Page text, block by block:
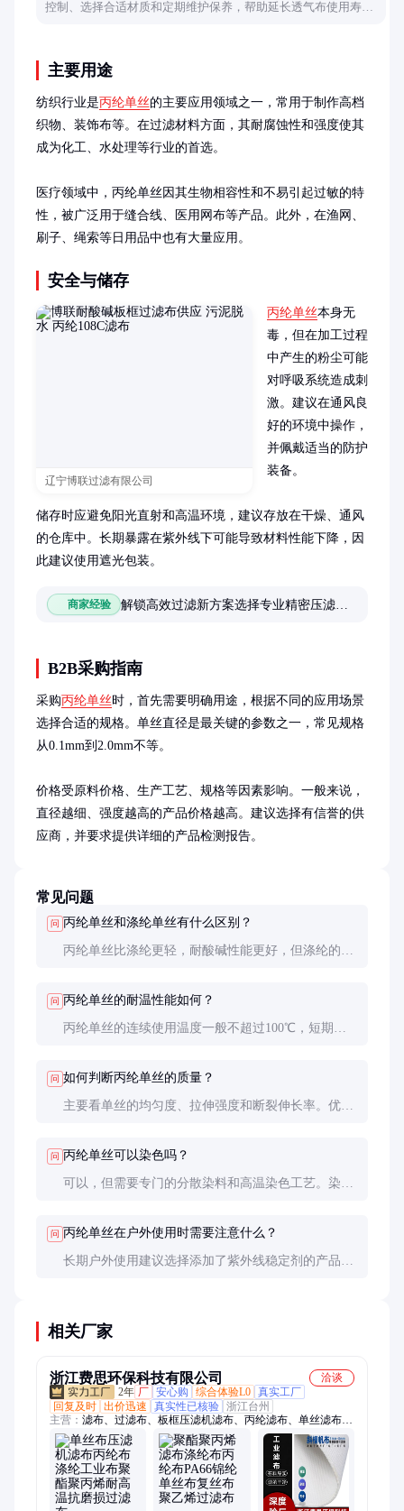
控制、选择合适材质和定期维护保养，帮助延长透气布使用寿命
主要用途
纺织行业是丙纶单丝的主要应用领域之一，常用于制作高档
织物、装饰布等。在过滤材料方面，其耐腐蚀性和强度使其
成为化工、水处理等行业的首选。
医疗领域中，丙纶单丝因其生物相容性和不易引起过敏的特
性，被广泛用于缝合线、医用网布等产品。此外，在渔网、
刷子、绳索等日用品中也有大量应用。
安全与储存
辽宁博联过滤有限公司
丙纶单丝本身无
毒，但在加工过程
中产生的粉尘可能
对呼吸系统造成刺
激。建议在通风良
好的环境中操作，
并佩戴适当的防护
装备。
储存时应避免阳光直射和高温环境，建议存放在干燥、通风
的仓库中。长期暴露在紫外线下可能导致材料性能下降，因
此建议使用遮光包装。
商家经验
B2B采购指南
采购丙纶单丝时，首先需要明确用途，根据不同的应用场景
选择合适的规格。单丝直径是最关键的参数之一，常见规格
从0.1mm到2.0mm不等。
价格受原料价格、生产工艺、规格等因素影响。一般来说，
直径越细、强度越高的产品价格越高。建议选择有信誉的供
应商，并要求提供详细的产品检测报告。
常见问题
问 丙纶单丝和涤纶单丝有什么区别？
丙纶单丝比涤纶更轻，耐酸碱性能更好，但涤纶的强
问 丙纶单丝的耐温性能如何？
丙纶单丝的连续使用温度一般不超过100℃，短期可
问 如何判断丙纶单丝的质量？
主要看单丝的均匀度、拉伸强度和断裂伸长率。优质
问 丙纶单丝可以染色吗？
可以，但需要专门的分散染料和高温染色工艺。染色
问 丙纶单丝在户外使用时需要注意什么？
长期户外使用建议选择添加了紫外线稳定剂的产品，
相关厂家
浙江费思环保科技有限公司
洽谈
2年 厂 安心购 综合体验L0 真实工厂
回复及时 出价迅速 真实性已核验 浙江台州
主营： 滤布、过滤布、板框压滤机滤布、丙纶滤布、单丝滤布、
压滤机滤布、工业过滤布、工业滤布、耐酸碱过滤布、脱硫滤
布、复丝滤布、板框压滤机过滤布、涤纶滤布、烛式滤袋、斜槽
透气布、阳极袋、纤维转盘滤布、液体过滤袋